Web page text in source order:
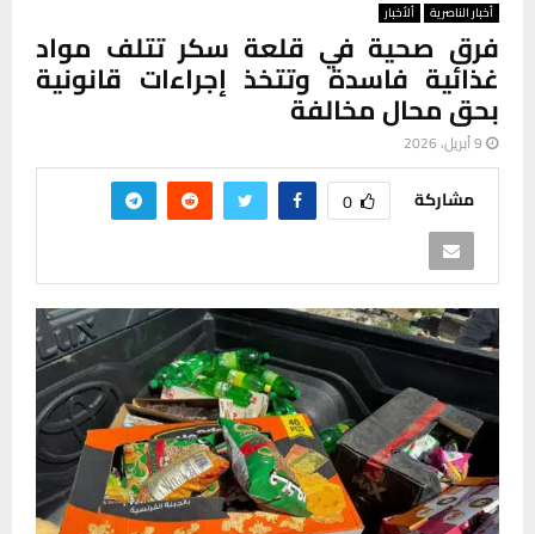
أخبار الناصرية ألأخبار
فرق صحية في قلعة سكر تتلف مواد
غذائية فاسدة وتتخذ إجراءات قانونية
بحق محال مخالفة
9 أبريل، 2026
مشاركة 0